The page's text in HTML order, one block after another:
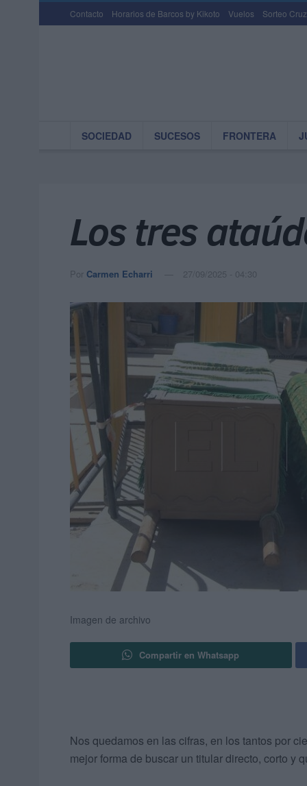
Contacto Horarios de Barcos by Kikoto Vuelos Sorteo
SOCIEDAD SUCESOS FRONTERA
Los tres
Por Carmen Echarri 27/09/2025 - 04:30
Imagen de archivo
Compartir en Whatsapp
Nos quedamos en las cifras, en los tantos por
mejor forma de buscar un titular directo, corto y